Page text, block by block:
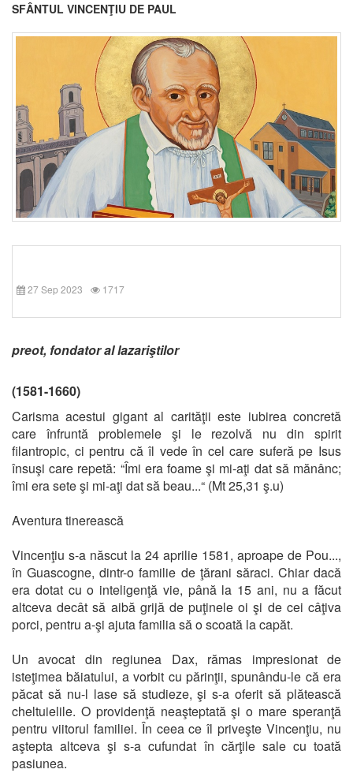
SFÂNTUL VINCENŢIU DE PAUL
27 Sep 2023 1717
preot, fondator al lazariştilor
(1581-1660)
Carisma acestui gigant al carităţii este iubirea concretă
care înfruntă problemele şi le rezolvă nu din spirit
filantropic, ci pentru că îl vede în cel care suferă pe Isus
însuşi care repetă: “Îmi era foame şi mi-aţi dat să mănânc;
îmi era sete şi mi-aţi dat să beau...“ (Mt 25,31 ş.u)
Aventura tinerească
Vincenţiu s-a născut la 24 aprilie 1581, aproape de Pou...,
în Guascogne, dintr-o familie de ţărani săraci. Chiar dacă
era dotat cu o inteligenţă vie, până la 15 ani, nu a făcut
altceva decât să aibă grijă de puţinele oi şi de cei câţiva
porci, pentru a-şi ajuta familia să o scoată la capăt.
Un avocat din regiunea Dax, rămas impresionat de
isteţimea băiatului, a vorbit cu părinţii, spunându-le că era
păcat să nu-l lase să studieze, şi s-a oferit să plătească
cheltuielile. O providenţă neaşteptată şi o mare speranţă
pentru viitorul familiei. În ceea ce îl priveşte Vincenţiu, nu
aştepta altceva şi s-a cufundat în cărţile sale cu toată
pasiunea.